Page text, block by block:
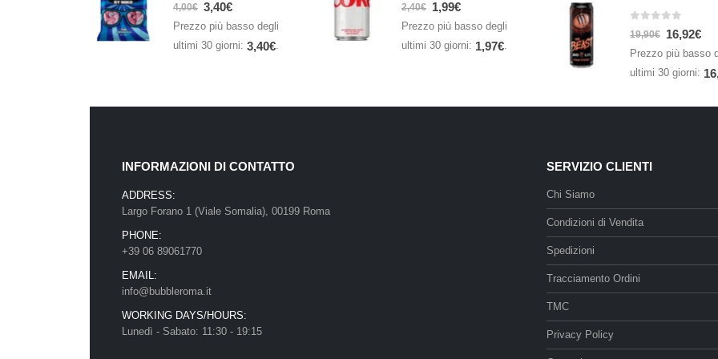
4,00€ 3,40€
Prezzo più basso degli
ultimi 30 giorni: 3,40€
2,40€ 1,99€
Prezzo più basso degli
ultimi 30 giorni: 1,97€
19,90€ 16,92€
Prezzo più basso
ultimi 30 giorni:
INFORMAZIONI DI CONTATTO
ADDRESS:
Largo Forano 1 (Viale Somalia), 00199 Roma
PHONE:
+39 06 89061770
EMAIL:
info@bubbleroma.it
WORKING DAYS/HOURS:
Lunedì - Sabato: 11:30 - 19:15
SERVIZIO CLIENTI
Chi Siamo
Condizioni di Vendita
Spedizioni
Tracciamento Ordini
TMC
Privacy Policy